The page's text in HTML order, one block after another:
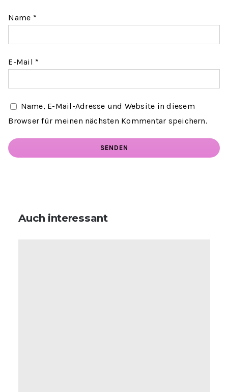
Name *
E-Mail *
Name, E-Mail-Adresse und Website in diesem
Browser für meinen nächsten Kommentar speichern.
Auch interessant